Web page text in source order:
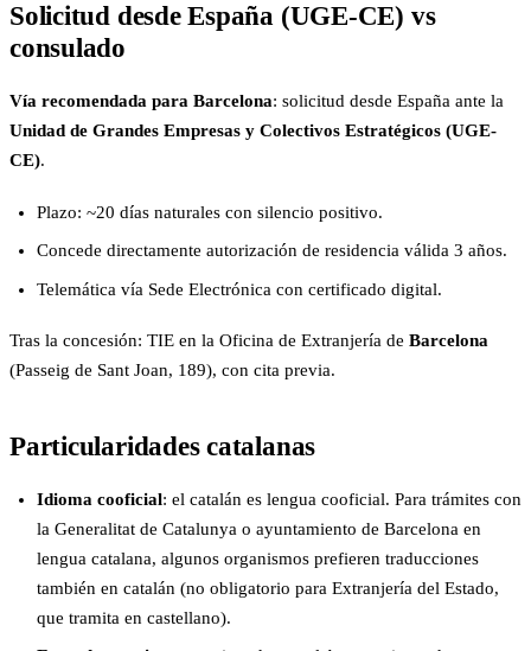
Solicitud desde España (UGE-CE) vs
consulado
Vía recomendada para Barcelona: solicitud desde España ante la
Unidad de Grandes Empresas y Colectivos Estratégicos (UGE-
CE).
Plazo: ~20 días naturales con silencio positivo.
Concede directamente autorización de residencia válida 3 años.
Telemática vía Sede Electrónica con certificado digital.
Tras la concesión: TIE en la Oficina de Extranjería de Barcelona
(Passeig de Sant Joan, 189), con cita previa.
Particularidades catalanas
Idioma cooficial: el catalán es lengua cooficial. Para trámites con
la Generalitat de Catalunya o ayuntamiento de Barcelona en
lengua catalana, algunos organismos prefieren traducciones
también en catalán (no obligatorio para Extranjería del Estado,
que tramita en castellano).